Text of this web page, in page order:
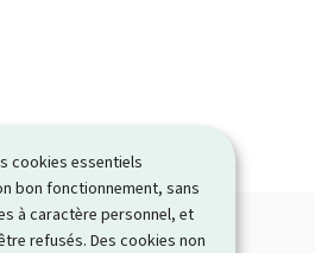
cookies essentiels
bon fonctionnement, sans
à caractère personnel, et
refusés. Des cookies non